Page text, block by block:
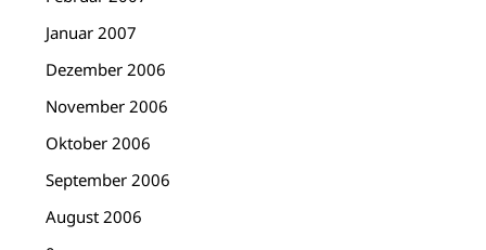
Januar 2007
Dezember 2006
November 2006
Oktober 2006
September 2006
August 2006